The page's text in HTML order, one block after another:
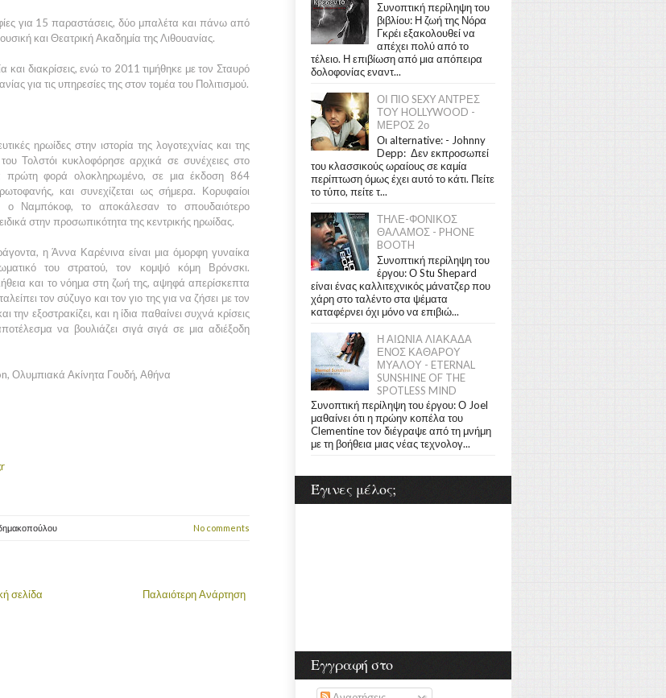
για 15 παραστάσεις, δύο μπαλέτα και πάνω από
και Θεατρική Ακαδημία της Λιθουανίας.
και διακρίσεις, ενώ το 2011 τιμήθηκε με τον Σταυρό
για τις υπηρεσίες της στον τομέα του Πολιτισμού.
ηρωίδες στην ιστορία της λογοτεχνίας και της
Τολστόι κυκλοφόρησε αρχικά σε συνέχειες στο
πρώτη φορά ολοκληρωμένο, σε μια έκδοση 864
και συνεχίζεται ως σήμερα. Κορυφαίοι
ο Ναμπόκοφ, το αποκάλεσαν το σπουδαιότερο
στην προσωπικότητα της κεντρικής ηρωίδας.
η Άννα Καρένινα είναι μια όμορφη γυναίκα
του στρατού, τον κομψό κόμη Βρόνσκι.
και το νόημα στη ζωή της, αψηφά απερίσκεπτα
τον σύζυγο και τον γιο της για να ζήσει με τον
την εξοστρακίζει, και η ίδια παθαίνει συχνά κρίσεις
να βουλιάζει σιγά σιγά σε μια αδιέξοδη
Ολυμπιακά Ακίνητα Γουδή, Αθήνα
No comments
Παλαιότερη Ανάρτηση
σελίδα
Συνοπτική περίληψη του
βιβλίου: Η ζωή της Νόρα
Γκρέι εξακολουθεί να
απέχει πολύ από το
τέλειο. Η επιβίωση από μια απόπειρα
δολοφονίας εναντ...
ΟΙ ΠΙΟ SEXY ΑΝΤΡΕΣ
ΤΟΥ HOLLYWOOD -
ΜΕΡΟΣ 2ο
Οι alternative: - Johnny
Depp: Δεν εκπροσωπεί
του κλασσικούς ωραίους σε καμία
περίπτωση όμως έχει αυτό το κάτι. Πείτε
το τύπο, πείτε τ...
ΤΗΛΕ-ΦΟΝΙΚΟΣ
ΘΑΛΑΜΟΣ - PHONE
BOOTH
Συνοπτική περίληψη του
έργου: Ο Stu Shepard
είναι ένας καλλιτεχνικός μάνατζερ που
χάρη στο ταλέντο στα ψέματα
καταφέρνει όχι μόνο να επιβιώ...
Η ΑΙΩΝΙΑ ΛΙΑΚΑΔΑ
ΕΝΟΣ ΚΑΘΑΡΟΥ
ΜΥΑΛΟΥ - ETERNAL
SUNSHINE OF THE
SPOTLESS MIND
Συνοπτική περίληψη του έργου: Ο Joel
μαθαίνει ότι η πρώην κοπέλα του
Clementine τον διέγραψε από τη μνήμη
με τη βοήθεια μιας νέας τεχνολογ...
Έγινες μέλος;
Εγγραφή στο